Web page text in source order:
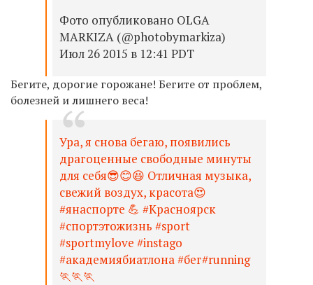
Фото опубликовано OLGA
MARKIZA (@photobymarkiza)
Июл 26 2015 в 12:41 PDT
Бегите, дорогие горожане! Бегите от проблем,
болезней и лишнего веса!
Ура, я снова бегаю, появились
драгоценные свободные минуты
для себя😎😊😆 Отличная музыка,
свежий воздух, красота😍
#янаспорте 💪 #Красноярск
#спортэтожизнь #sport
#sportmylove #instago
#академиябиатлона #бег#running
🏃🏃🏃